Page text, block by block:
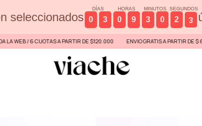
seleccionados
DÍAS
0 3
HORAS
0 9
MINUTOS
3 0
SEGUNDOS
2 3
/ 6 CUOTAS A PARTIR DE $120.000 ENVIO GRATIS A PARTIR DE $